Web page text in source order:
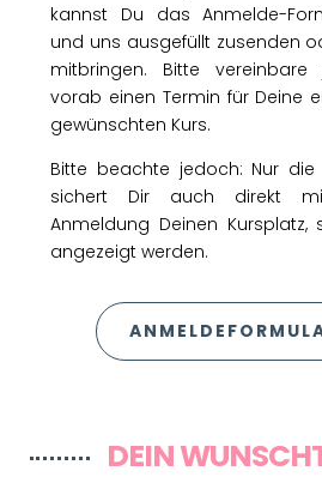
kannst Du das Anmelde-
und uns ausgefüllt zusenden
mitbringen. Bitte
vorab einen Termin für Deine
gewünschten Kurs.
Bitte beachte jedoch: Nur die
sichert Dir auch direkt
Anmeldung Deinen Kursplatz,
angezeigt werden.
DEIN